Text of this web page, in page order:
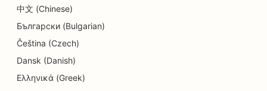
SEO keemilise puhastuse jaoks
SEO elektrikele
中文 (Chinese)
Български (Bulgarian)
Čeština (Czech)
Dansk (Danish)
Ελληνικά (Greek)